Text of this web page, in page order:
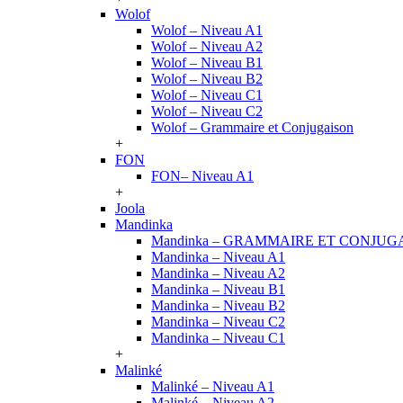
Wolof
Wolof – Niveau A1
Wolof – Niveau A2
Wolof – Niveau B1
Wolof – Niveau B2
Wolof – Niveau C1
Wolof – Niveau C2
Wolof – Grammaire et Conjugaison
+
FON
FON– Niveau A1
+
Joola
Mandinka
Mandinka – GRAMMAIRE ET
Mandinka – Niveau A1
Mandinka – Niveau A2
Mandinka – Niveau B1
Mandinka – Niveau B2
Mandinka – Niveau C2
Mandinka – Niveau C1
+
Malinké
Malinké – Niveau A1